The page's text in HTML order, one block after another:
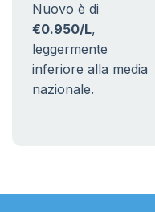
Nuovo è di
€0.950/L,
leggermente
inferiore alla media
nazionale.